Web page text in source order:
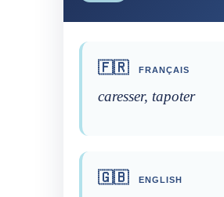
🇫🇷 FRANÇAIS
caresser, tapoter
🇬🇧 ENGLISH